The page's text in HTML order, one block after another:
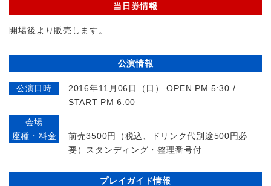
当日券情報
開場後より販売します。
公演情報
公演日時
2016年11月06日（日） OPEN PM 5:30 /
START PM 6:00
会場
座種・料金
前売3500円（税込、ドリンク代別途500円必
要）スタンディング・整理番号付
プレイガイド情報